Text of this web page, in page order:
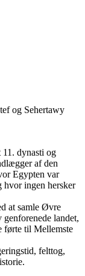
og Sehertawy
dynasti og
af den
Egypten var
hvor ingen hersker
at samle Øvre
landet,
førte til Mellemste
felttog,